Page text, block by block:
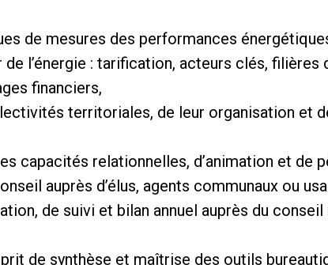
de mesures des performances
de l’énergie : tarification, acteurs clés, filières
financiers,
territoriales, de leur organisation et
capacités relationnelles, d’animation et de
auprès d’élus, agents communaux ou
de suivi et bilan annuel auprès du
de synthèse et maîtrise des outils